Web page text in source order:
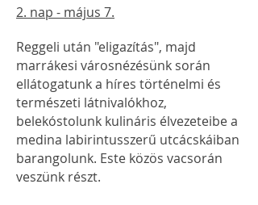
2. nap - május 7.
Reggeli után "eligazítás", majd
marrákesi városnézésünk során
ellátogatunk a híres történelmi és
természeti látnivalókhoz,
belekóstolunk kulináris élvezeteibe a
medina labirintusszerű utcácskáiban
barangolunk. Este közös vacsorán
veszünk részt.